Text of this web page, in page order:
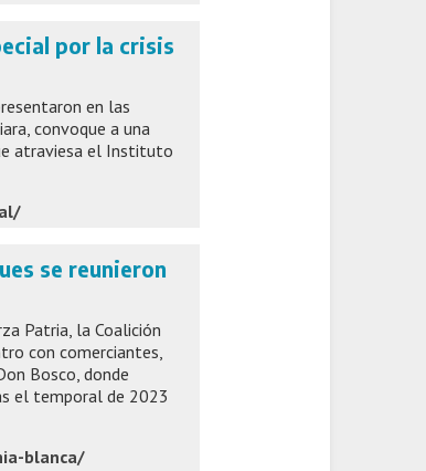
por la crisis
en las
convoque a una
atraviesa el Instituto
se reunieron
Patria, la Coalición
con comerciantes,
Bosco, donde
el temporal de 2023
blanca/